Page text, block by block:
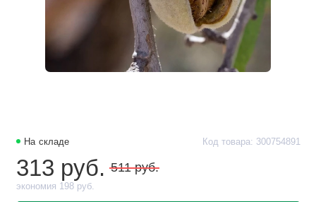
На складе Код товара: 300754891
313 руб. 511 руб.
экономия 198 руб.